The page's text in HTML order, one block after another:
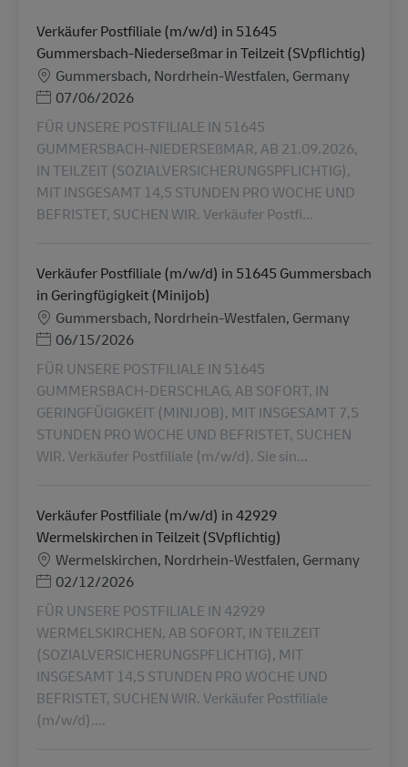
Verkäufer Postfiliale (m/w/d) in 51645
Gummersbach-Niederseßmar in Teilzeit (SVpflichtig)
Местоположение
Gummersbach, Nordrhein-Westfalen, Germany
Posted Date
07/06/2026
FÜR UNSERE POSTFILIALE IN 51645
GUMMERSBACH-NIEDERSEßMAR, AB 21.09.2026,
IN TEILZEIT (SOZIALVERSICHERUNGSPFLICHTIG),
MIT INSGESAMT 14,5 STUNDEN PRO WOCHE UND
BEFRISTET, SUCHEN WIR. Verkäufer Postfi...
Verkäufer Postfiliale (m/w/d) in 51645 Gummersbach
in Geringfügigkeit (Minijob)
Местоположение
Gummersbach, Nordrhein-Westfalen, Germany
Posted Date
06/15/2026
FÜR UNSERE POSTFILIALE IN 51645
GUMMERSBACH-DERSCHLAG, AB SOFORT, IN
GERINGFÜGIGKEIT (MINIJOB), MIT INSGESAMT 7,5
STUNDEN PRO WOCHE UND BEFRISTET, SUCHEN
WIR. Verkäufer Postfiliale (m/w/d). Sie sin...
Verkäufer Postfiliale (m/w/d) in 42929
Wermelskirchen in Teilzeit (SVpflichtig)
Местоположение
Wermelskirchen, Nordrhein-Westfalen, Germany
Posted Date
02/12/2026
FÜR UNSERE POSTFILIALE IN 42929
WERMELSKIRCHEN, AB SOFORT, IN TEILZEIT
(SOZIALVERSICHERUNGSPFLICHTIG), MIT
INSGESAMT 14,5 STUNDEN PRO WOCHE UND
BEFRISTET, SUCHEN WIR. Verkäufer Postfiliale
(m/w/d)....